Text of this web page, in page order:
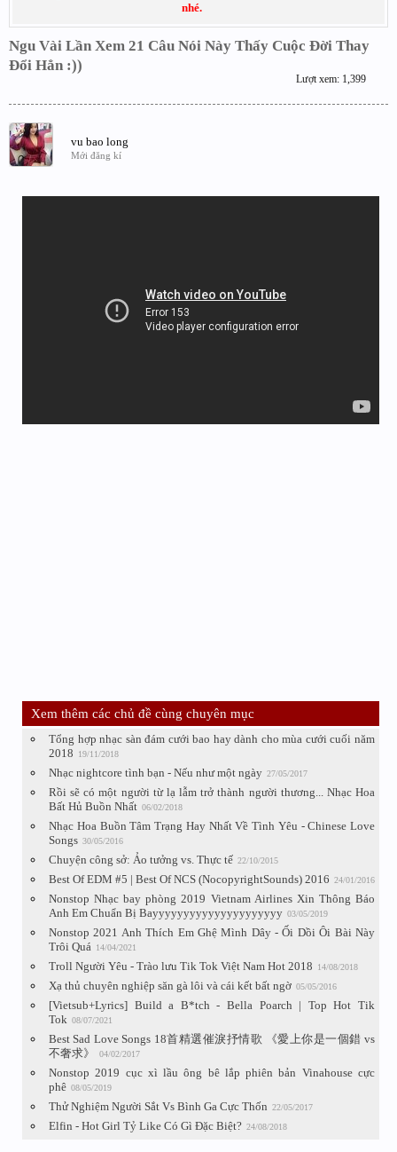
nhé.
Ngu Vài Lần Xem 21 Câu Nói Này Thấy Cuộc Đời Thay
Đổi Hẳn :))
Lượt xem: 1,399
vu bao long
Mới đăng kí
Xem thêm các chủ đề cùng chuyên mục
Tổng hợp nhạc sàn đám cưới bao hay dành cho mùa cưới cuối năm
2018
19/11/2018
Nhạc nightcore tình bạn - Nếu như một ngày 27/05/2017
Rồi sẽ có một người từ lạ lẫm trở thành người thương... Nhạc Hoa
Bất Hủ Buồn Nhất 06/02/2018
Nhạc Hoa Buồn Tâm Trạng Hay Nhất Về Tình Yêu - Chinese Love
Songs 30/05/2016
Chuyện công sở: Ảo tưởng vs. Thực tế 22/10/2015
Best Of EDM #5 | Best Of NCS (NocopyrightSounds) 2016 24/01/2016
Nonstop Nhạc bay phòng 2019 Vietnam Airlines Xin Thông Báo
Anh Em Chuẩn Bị Bayyyyyyyyyyyyyyyyyyyyy 03/05/2019
Nonstop 2021 Anh Thích Em Ghệ Mình Dây - Ối Dồi Ôi Bài Này
Trôi Quá
14/04/2021
Troll Người Yêu - Trào lưu Tik Tok Việt Nam Hot 2018 14/08/2018
Xạ thủ chuyên nghiệp săn gà lôi và cái kết bất ngờ 05/05/2016
[Vietsub+Lyrics] Build a B*tch - Bella Poarch | Top Hot Tik
Tok 08/07/2021
Best Sad Love Songs 18首精選催淚抒情歌 《愛上你是一個錯 vs
不奢求》
04/02/2017
Nonstop 2019 cục xì lầu ông bê lắp phiên bản Vinahouse cực
phê 08/05/2019
Thử Nghiệm Người Sắt Vs Bình Ga Cực Thốn 22/05/2017
Elfin - Hot Girl Tỷ Like Có Gì Đặc Biệt? 24/08/2018